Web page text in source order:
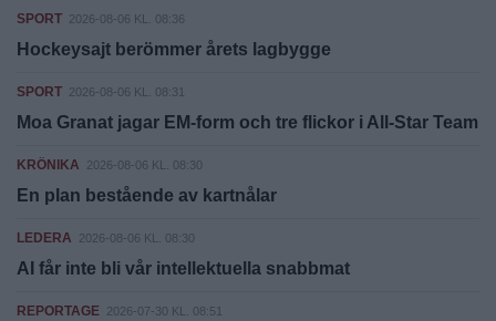
SPORT 2026-08-06 KL. 08:36
Hockeysajt berömmer årets lagbygge
SPORT 2026-08-06 KL. 08:31
Moa Granat jagar EM-form och tre flickor i All-Star Team
KRÖNIKA 2026-08-06 KL. 08:30
En plan bestående av kartnålar
LEDERA 2026-08-06 KL. 08:30
AI får inte bli vår intellektuella snabbmat
REPORTAGE 2026-07-30 KL. 08:51